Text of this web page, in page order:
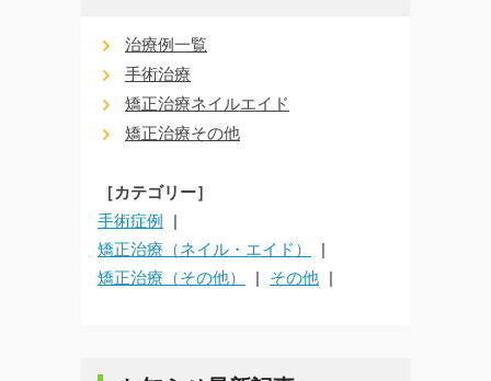
治療例一覧
手術治療
矯正治療ネイルエイド
矯正治療その他
［カテゴリー］
手術症例
矯正治療（ネイル・エイド）
矯正治療（その他）
その他